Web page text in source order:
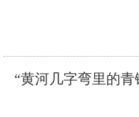
“黄河几字弯里的